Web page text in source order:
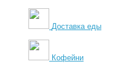
Доставка еды
Кофейни